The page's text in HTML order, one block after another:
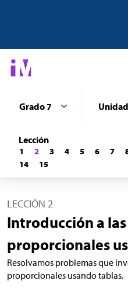
Grado 7
Lección
1 2 3 4 5 6 7
14
15
LECCIÓN 2
Introducción a
proporcionales
Resolvamos problemas que
proporcionales usando tablas.